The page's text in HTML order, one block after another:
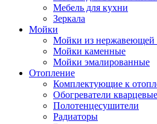
Мебель для кухни
Зеркала
Мойки
Мойки из нержавеющей
Мойки каменные
Мойки эмалированные
Отопление
Комплектующие к
Обогреватели кварцевые
Полотенцесушители
Радиаторы